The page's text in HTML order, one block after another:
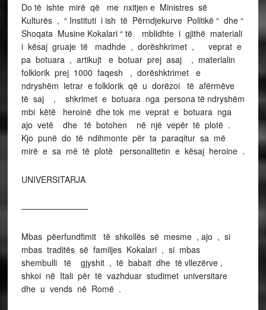
Do të ishte mirë që me nxitjen e Ministres së
Kulturës , “ Instituti i ish të Përndjekurve Politikë “ dhe “
Shoqata Musine Kokalari “ të mblidhte i gjithë materiali
i kësaj gruaje të madhde , dorëshkrimet , veprat e
pa botuara , artikujt e botuar prej asaj , materialin
folklorik prej 1000 faqesh , dorëshktrimet e
ndryshëm letrar e folklorik që u dorëzoi të afërmëve
të saj , shkrimet e botuara nga persona të ndryshëm
mbi këtë heroinë dhe tok me veprat e botuara nga
ajo vetë dhe të botohen në një vepër të plotë .
Kjo punë do të ndihmonte për ta paraqitur sa më
mirë e sa më të plotë personalitetin e kësaj heroine .
UNIVERSITARJA
————————
Mbas pëerfundfimit të shkollës së mesme , ajo , si
mbas traditës së familjes Kokalari , si mbas
shembulli të gjyshit , të babait dhe të vllezërve ,
shkoi në Itali për të vazhduar studimet universitare
dhe u vends në Romë .